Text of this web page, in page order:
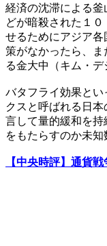
経済の沈滞による
どが暗殺された１
せるためにアジア
策がなかったら、
る金大中（キム・デ
バタフライ効果と
クスと呼ばれる日
言して量的緩和を
をもたらすのか未知
【中央時評】通貨